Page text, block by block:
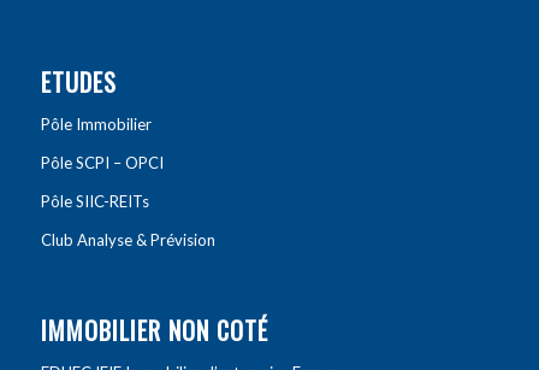
ETUDES
Pôle Immobilier
Pôle SCPI – OPCI
Pôle SIIC-REITs
Club Analyse & Prévision
IMMOBILIER NON COTÉ